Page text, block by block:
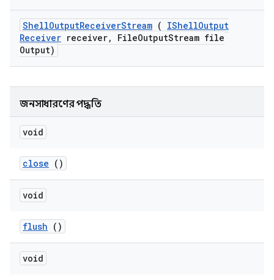
ShellOutputReceiverStream ( IShellOutput
Receiver receiver, FileOutputStream file
Output)
জনসাধারণের পদ্ধতি
void
close ()
void
flush ()
void